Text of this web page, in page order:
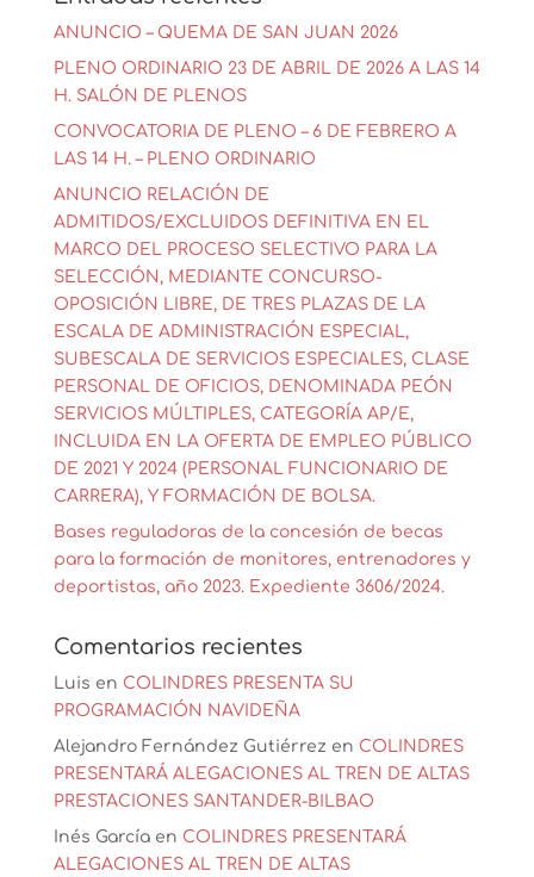
ANUNCIO – QUEMA DE SAN JUAN 2026
PLENO ORDINARIO 23 DE ABRIL DE 2026 A LAS 14
H. SALÓN DE PLENOS
CONVOCATORIA DE PLENO – 6 DE FEBRERO A
LAS 14 H. – PLENO ORDINARIO
ANUNCIO RELACIÓN DE
ADMITIDOS/EXCLUIDOS DEFINITIVA EN EL
MARCO DEL PROCESO SELECTIVO PARA LA
SELECCIÓN, MEDIANTE CONCURSO-
OPOSICIÓN LIBRE, DE TRES PLAZAS DE LA
ESCALA DE ADMINISTRACIÓN ESPECIAL,
SUBESCALA DE SERVICIOS ESPECIALES, CLASE
PERSONAL DE OFICIOS, DENOMINADA PEÓN
SERVICIOS MÚLTIPLES, CATEGORÍA AP/E,
INCLUIDA EN LA OFERTA DE EMPLEO PÚBLICO
DE 2021 Y 2024 (PERSONAL FUNCIONARIO DE
CARRERA), Y FORMACIÓN DE BOLSA.
Bases reguladoras de la concesión de becas
para la formación de monitores, entrenadores y
deportistas, año 2023. Expediente 3606/2024.
Comentarios recientes
Luis en COLINDRES PRESENTA SU
PROGRAMACIÓN NAVIDEÑA
Alejandro Fernández Gutiérrez en COLINDRES
PRESENTARÁ ALEGACIONES AL TREN DE ALTAS
PRESTACIONES SANTANDER-BILBAO
Inés Garcíaen COLINDRES PRESENTARÁ
ALEGACIONES AL TREN DE ALTAS